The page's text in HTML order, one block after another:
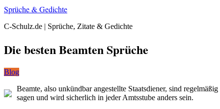
Sprüche & Gedichte
C-Schulz.de | Sprüche, Zitate & Gedichte
Die besten Beamten Sprüche
Blog
Beamte, also unkündbar angestellte Staatsdiener, sind
sagen und wird sicherlich in jeder Amtsstube anders sein.